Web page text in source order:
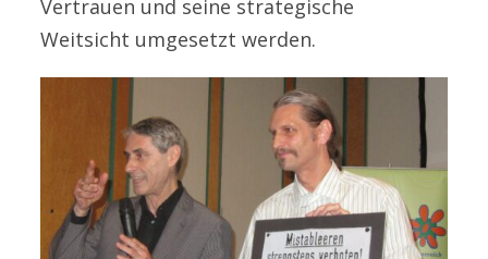
Vertrauen und seine strategische
Weitsicht umgesetzt werden.